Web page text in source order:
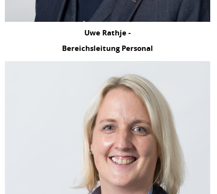
Uwe Rathje -
Bereichsleitung Personal